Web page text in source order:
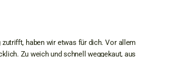
zutrifft, haben wir etwas für dich. Vor allem
Zu weich und schnell weggekaut, aus